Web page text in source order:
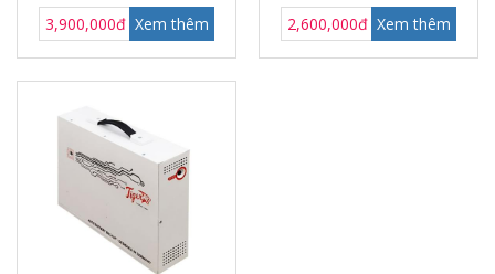
3,900,000đ Xem thêm
2,600,000đ Xem thêm